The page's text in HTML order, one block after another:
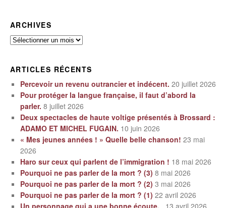
ARCHIVES
Archives
ARTICLES RÉCENTS
Percevoir un revenu outrancier et indécent. 20 juillet 2026
Pour protéger la langue française, il faut d’abord la
parler. 8 juillet 2026
Deux spectacles de haute voltige présentés à Brossard :
ADAMO ET MICHEL FUGAIN. 10 juin 2026
« Mes jeunes années ! » Quelle belle chanson! 23 mai
2026
Haro sur ceux qui parlent de l’immigration ! 18 mai 2026
Pourquoi ne pas parler de la mort ? (3) 8 mai 2026
Pourquoi ne pas parler de la mort ? (2) 3 mai 2026
Pourquoi ne pas parler de la mort ? (1) 22 avril 2026